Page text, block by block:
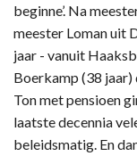
beginne’. Na
meester Loman uit
jaar - vanuit
Boerkamp (38
Ton met pensioen
laatste decennia
beleidsmatig. En